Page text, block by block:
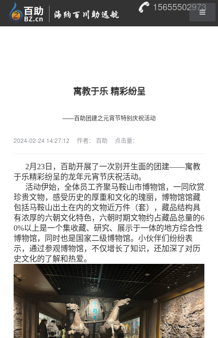
15655502973
寓教于乐 精彩纷呈
——百助团建之元宵节特别庆祝活动
2024-02-24 14:27:12 作者： 百助 点击量：
2月23日，百助开展了一次别开生面的团建——寓教
于乐精彩纷呈的龙年元宵节庆祝活动。
活动伊始，全体员工齐聚马鞍山市博物馆，一同欣赏
珍贵文物，感受历史的厚重和文化的瑰丽，博物馆馆藏
包括马鞍山出土在内的文物近万件（套），藏品结构具
有浓厚的六朝文化特色，六朝时期文物约占藏品总量的6
0%以上是一个集收藏、研究、展示于一体的地方综合性
博物馆，同时也是国家二级博物馆。小伙伴们纷纷表
示，通过参观博物馆，不仅增长了知识，还加深了对历
史文化的了解和热爱。